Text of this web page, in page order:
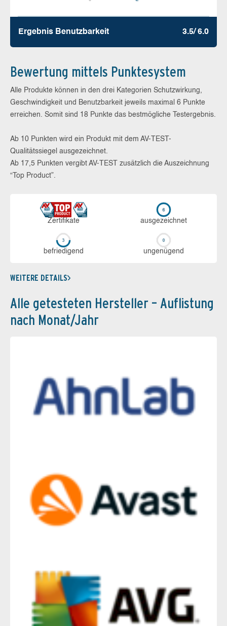
Ergebnis Benutz­barkeit 3.5/ 6.0
Bewertung mittels Punktesystem
Alle Produkte können in den drei Kategorien Schutzwirkung,
Geschwindigkeit und Benutzbarkeit jeweils maximal 6 Punkte
erreichen. Somit sind 18 Punkte das bestmögliche Testergebnis.
Ab 10 Punkten wird ein Produkt mit dem AV-TEST-
Qualitätssiegel ausgezeichnet.
Ab 17,5 Punkten vergibt AV-TEST zusätzlich die Auszeichnung
“Top Product”.
Zerti­fikate aus­ge­zeich­net
be­frie­di­gend un­ge­nü­gend
WEITERE DETAILS
Alle getesteten Hersteller – Auflistung
nach Monat/Jahr